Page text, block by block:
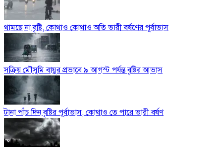
থামছে না বৃষ্টি, কোথাও কোথাও অতি ভারী বর্ষণের পূর্বাভাস
সক্রিয় মৌসুমি বায়ুর প্রভাবে ৯ আগস্ট পর্যন্ত বৃষ্টির আভাস
টানা পাঁচ দিন বৃষ্টির পূর্বাভাস, কোথাও তে পারে ভারী বর্ষণ